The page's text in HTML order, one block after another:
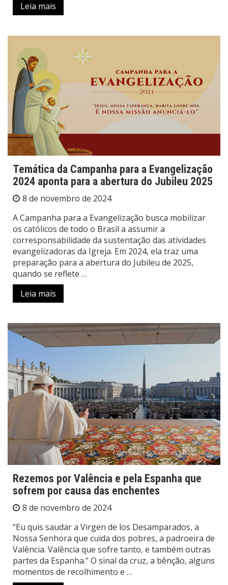
Leia mais
Temática da Campanha para a Evangelização
2024 aponta para a abertura do Jubileu 2025
8 de novembro de 2024
A Campanha para a Evangelização busca mobilizar
os católicos de todo o Brasil a assumir a
corresponsabilidade da sustentação das atividades
evangelizadoras da Igreja. Em 2024, ela traz uma
preparação para a abertura do Jubileu de 2025,
quando se reflete …
Leia mais
Rezemos por Valência e pela Espanha que
sofrem por causa das enchentes
8 de novembro de 2024
“Eu quis saudar a Virgen de los Desamparados, a
Nossa Senhora que cuida dos pobres, a padroeira de
Valência. Valência que sofre tanto, e também outras
partes da Espanha.” O sinal da cruz, a bênção, alguns
momentos de recolhimento e …